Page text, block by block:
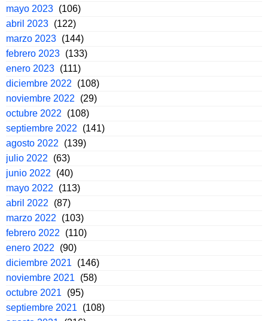
mayo 2023 (106)
abril 2023 (122)
marzo 2023 (144)
febrero 2023 (133)
enero 2023 (111)
diciembre 2022
(108)
noviembre 2022
(29)
octubre 2022
(108)
septiembre 2022
(141)
agosto 2022
(139)
julio 2022
(63)
junio 2022
(40)
mayo 2022
(113)
abril 2022
(87)
marzo 2022
(103)
febrero 2022
(110)
enero 2022
(90)
diciembre 2021
(146)
noviembre 2021
(58)
octubre 2021
(95)
septiembre 2021
(108)